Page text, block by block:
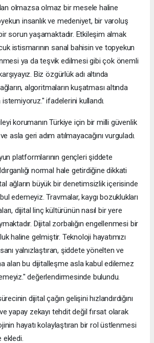
olmazsa olmaz bir mesele haline
insanlık ve medeniyet, bir varoluş
sorun yaşamaktadır. Etkileşim almak
istismarının sanal bahisin ve topyekun
ya da teşvik edilmesi gibi çok önemli
Biz özgürlük adı altında
algoritmaların kuşatması altında
istemiyoruz." ifadelerini kullandı.
korumanın Türkiye için bir milli güvenlik
asla geri adım atılmayacağını vurguladı.
platformlarının gençleri şiddete
normal hale getirdiğine dikkati
ağların büyük bir denetimsizlik içerisinde
edemeyiz. Travmalar, kaygı bozuklukları
dijital linç kültürünün nasıl bir yere
Dijital zorbalığın engellenmesi bir
haline gelmiştir. Teknoloji hayatımızı
yalnızlaştıran, şiddete yönelten ve
alan bu dijitalleşme asla kabul edilemez
değerlendirmesinde bulundu.
dijital çağın gelişini hızlandırdığını
yapay zekayı tehdit değil fırsat olarak
hayatı kolaylaştıran bir rol üstlenmesi
ekledi.